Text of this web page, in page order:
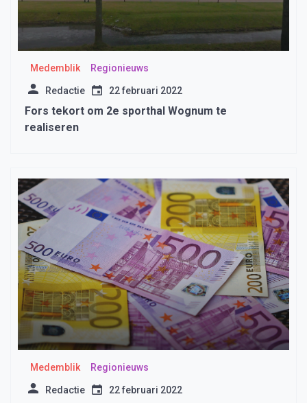
Medemblik Regionieuws
Redactie 22 februari 2022
Fors tekort om 2e sporthal Wognum te
realiseren
Medemblik Regionieuws
Redactie 22 februari 2022